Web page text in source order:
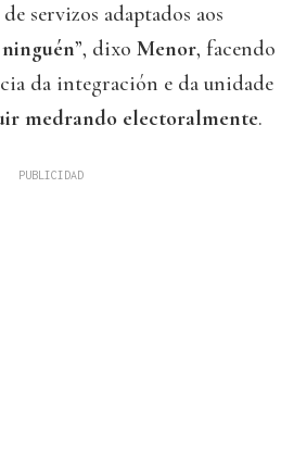
servizos adaptados aos
”, dixo Menor, facendo
da integración e da unidade
medrando electoralmente.